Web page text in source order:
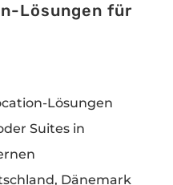
Lösungen für
Lösungen
Suites in
Dänemark